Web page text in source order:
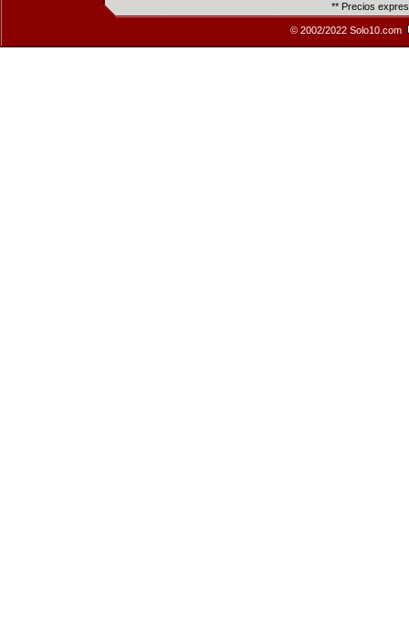
** Precios
© 2002/2022 Solo10.com